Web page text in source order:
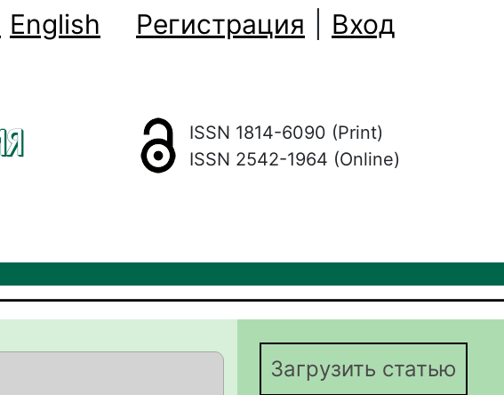
English Регистрация Вход
ISSN 1814-6090 (Print)
ISSN 2542-1964 (Online)
Загрузить статью